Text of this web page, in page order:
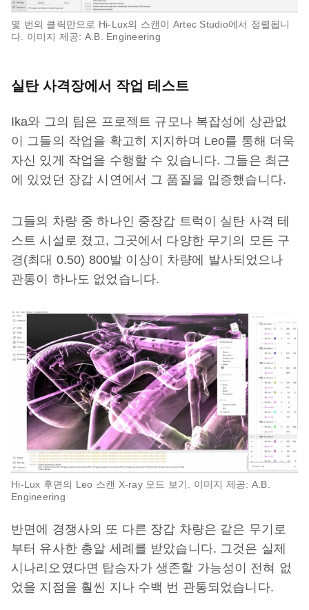
몇 번의 클릭만으로 Hi-Lux의 스캔이 Artec Studio에서 정렬됩니
다. 이미지 제공: A.B. Engineering
실탄 사격장에서 작업 테스트
Ika와 그의 팀은 프로젝트 규모나 복잡성에 상관없
이 그들의 작업을 확고히 지지하며 Leo를 통해 더욱
자신 있게 작업을 수행할 수 있습니다. 그들은 최근
에 있었던 장갑 시연에서 그 품질을 입증했습니다.
그들의 차량 중 하나인 중장갑 트럭이 실탄 사격 테
스트 시설로 졌고, 그곳에서 다양한 무기의 모든 구
경(최대 0.50) 800발 이상이 차량에 발사되었으나
관통이 하나도 없었습니다.
Hi-Lux 후면의 Leo 스캔 X-ray 모드 보기. 이미지 제공: A.B.
Engineering
반면에 경쟁사의 또 다른 장갑 차량은 같은 무기로
부터 유사한 총알 세례를 받았습니다. 그것은 실제
시나리오였다면 탑승자가 생존할 가능성이 전혀 없
었을 지점을 훨씬 지나 수백 번 관통되었습니다.